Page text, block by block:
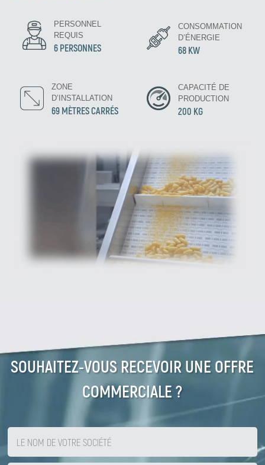
PERSONNEL
REQUIS
6 PERSONNES
CONSOMMATION
D’ÉNERGIE
68 KW
ZONE
D’INSTALLATION
69 MÈTRES CARRÉS
CAPACITÉ DE
PRODUCTION
200 KG
SOUHAITEZ-VOUS RECEVOIR UNE OFFRE
COMMERCIALE ?